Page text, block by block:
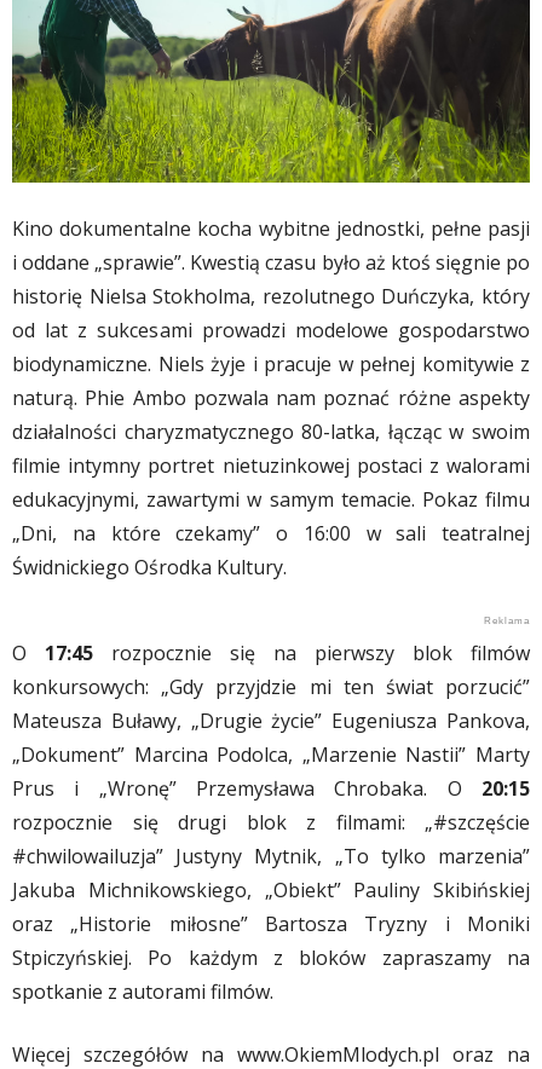
Kino dokumentalne kocha wybitne jednostki, pełne pasji
i oddane „sprawie”. Kwestią czasu było aż ktoś sięgnie po
historię Nielsa Stokholma, rezolutnego Duńczyka, który
od lat z sukcesami prowadzi modelowe gospodarstwo
biodynamiczne. Niels żyje i pracuje w pełnej komitywie z
naturą. Phie Ambo pozwala nam poznać różne aspekty
działalności charyzmatycznego 80-latka, łącząc w swoim
filmie intymny portret nietuzinkowej postaci z walorami
edukacyjnymi, zawartymi w samym temacie. Pokaz filmu
„Dni, na które czekamy” o 16:00 w sali teatralnej
Świdnickiego Ośrodka Kultury.
O 17:45 rozpocznie się na pierwszy blok filmów
konkursowych: „Gdy przyjdzie mi ten świat porzucić”
Mateusza Buławy, „Drugie życie” Eugeniusza Pankova,
„Dokument” Marcina Podolca, „Marzenie Nastii” Marty
Prus i „Wronę” Przemysława Chrobaka. O 20:15
rozpocznie się drugi blok z filmami: „#szczęście
#chwilowailuzja” Justyny Mytnik, „To tylko marzenia”
Jakuba Michnikowskiego, „Obiekt” Pauliny Skibińskiej
oraz „Historie miłosne” Bartosza Tryzny i Moniki
Stpiczyńskiej. Po każdym z bloków zapraszamy na
spotkanie z autorami filmów.
Więcej szczegółów na www.OkiemMlodych.pl oraz na